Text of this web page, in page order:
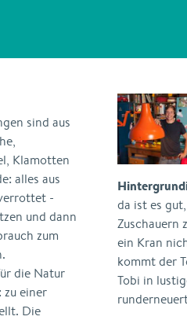
sind aus
Klamotten
alles aus
-
und dann
zum
die Natur
einer
Die
da ist es
Zuschauern
ein Kran
kommt der
Tobi in